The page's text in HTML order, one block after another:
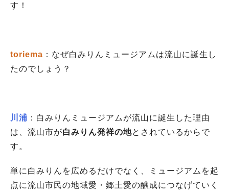
す！
toriema ：なぜ白みりんミュージアムは流山に誕生し
たのでしょう？
川浦 ：白みりんミュージアムが流山に誕生した理由
は、流山市が白みりん発祥の地とされているからで
す。
単に白みりんを広めるだけでなく、ミュージアムを起
点に流山市民の地域愛・郷土愛の醸成につなげていく